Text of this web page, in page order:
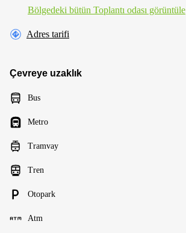
Bölgedeki bütün Toplantı odası görüntüle
Adres tarifi
Çevreye uzaklık
Bus
Metro
Tramvay
Tren
Otopark
Atm